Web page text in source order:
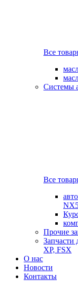
Все
Системы
Все
Прочие
Запчасти
XP, FSX
О нас
Новости
Контакты